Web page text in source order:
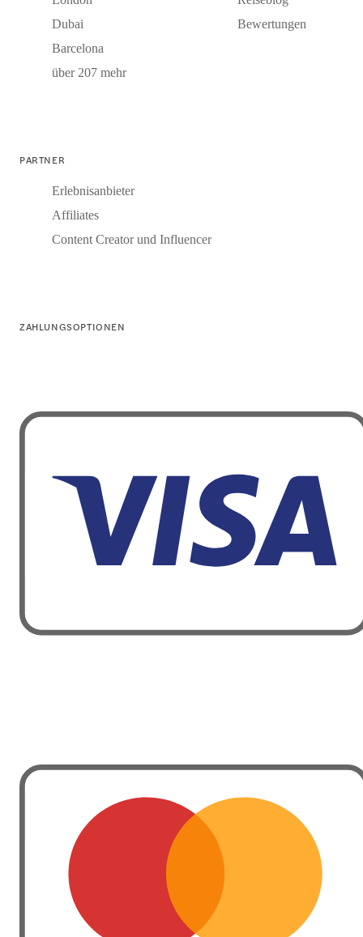
Dubai
Barcelona
über 207 mehr
Bewertungen
PARTNER
Erlebnisanbieter
Affiliates
Content Creator und Influencer
ZAHLUNGSOPTIONEN